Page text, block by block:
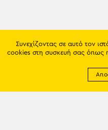
Συνεχίζοντας σε αυτό τον
cookies στη συσκευή σας όπως